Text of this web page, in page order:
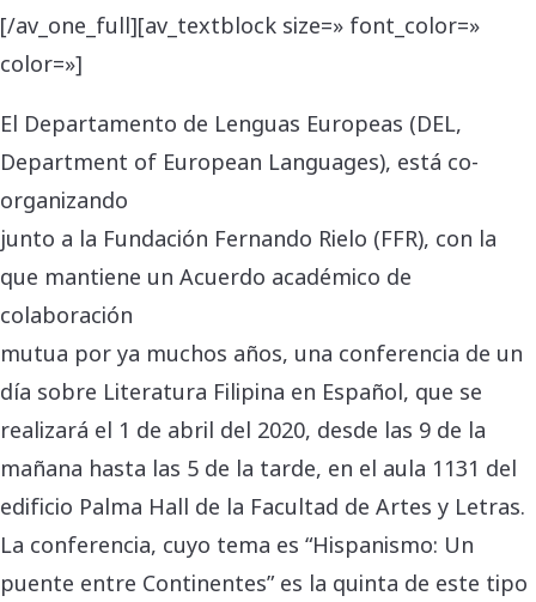
[/av_one_full][av_textblock size=» font_color=»
color=»]
El Departamento de Lenguas Europeas (DEL,
Department of European Languages), está co-
organizando
junto a la Fundación Fernando Rielo (FFR), con la
que mantiene un Acuerdo académico de
colaboración
mutua por ya muchos años, una conferencia de un
día sobre Literatura Filipina en Español, que se
realizará el 1 de abril del 2020, desde las 9 de la
mañana hasta las 5 de la tarde, en el aula 1131 del
edificio Palma Hall de la Facultad de Artes y Letras.
La conferencia, cuyo tema es “Hispanismo: Un
puente entre Continentes” es la quinta de este tipo